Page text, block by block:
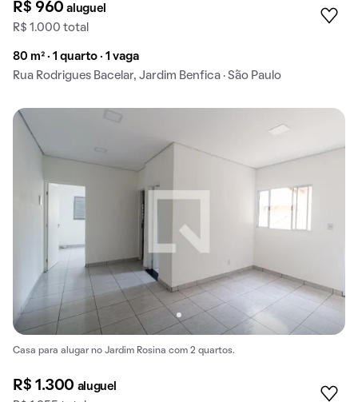
R$ 960aluguel
R$ 1.000 total
80 m² · 1 quarto · 1 vaga
Rua Rodrigues Bacelar, Jardim Benfica · São Paulo
Casa para alugar no Jardim Rosina com 2 quartos.
R$ 1.300 aluguel